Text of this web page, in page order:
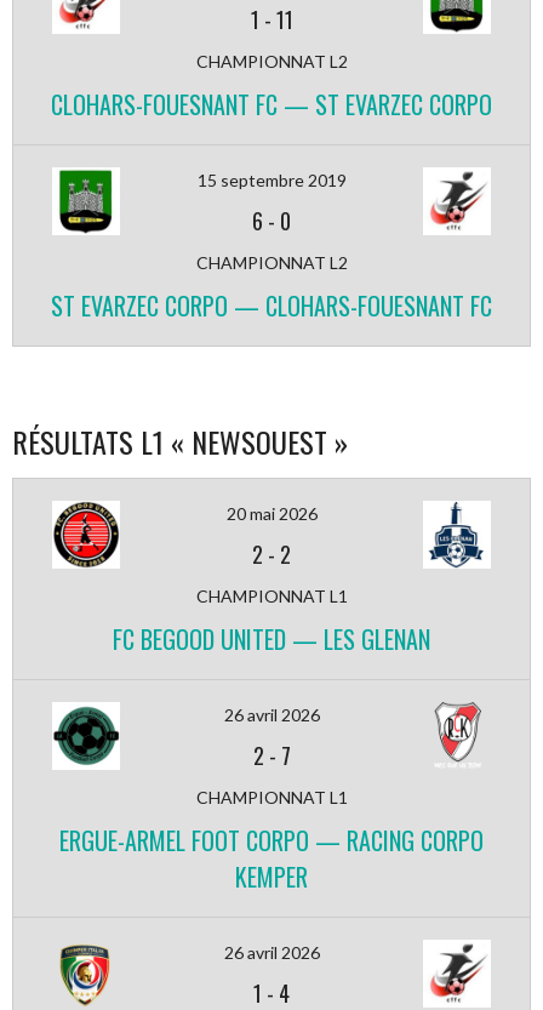
1 -11
CHAMPIONNAT L2
CLOHARS-FOUESNANT FC — ST EVARZEC CORPO
15 septembre 2019
6 - 0
CHAMPIONNAT L2
ST EVARZEC CORPO — CLOHARS-FOUESNANT FC
RÉSULTATS L1 « NEWSOUEST »
20 mai 2026
2 - 2
CHAMPIONNAT L1
FC BEGOOD UNITED — LES GLENAN
26 avril 2026
2 - 7
CHAMPIONNAT L1
ERGUE-ARMEL FOOT CORPO — RACING CORPO
KEMPER
26 avril 2026
1 - 4